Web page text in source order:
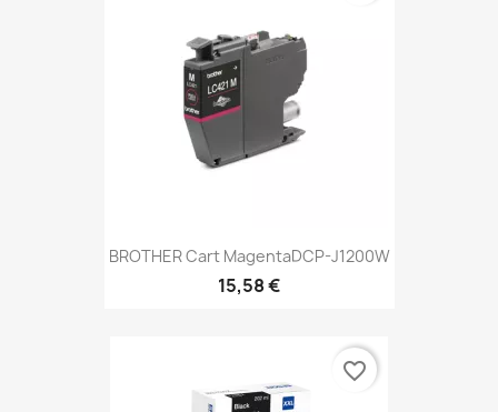
BROTHER Cart MagentaDCP-J1200W
15,58 €
favorite_border